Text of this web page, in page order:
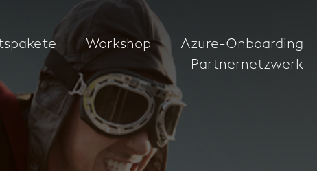
Workshop
Azure-Onboarding
Partnernetzwerk